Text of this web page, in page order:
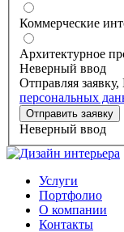
Коммерческие
Архитектурное
Неверный ввод
Отправляя
персональных
Отправить заявку
Неверный ввод
Услуги
Портфолио
О компании
Контакты